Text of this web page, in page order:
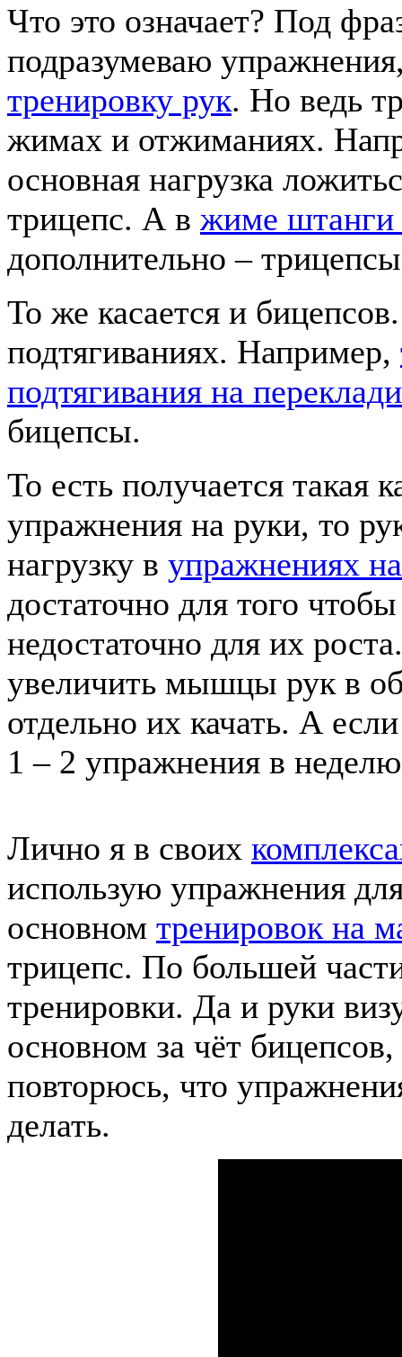
Что это означает? Под
подразумеваю
тренировку рук. Но ведь
жимах и отжиманиях.
основная нагрузка
трицепс. А в жиме штанги
дополнительно –
То же касается и
подтягиваниях. Например,
подтягивания на
бицепсы.
То есть получается такая
упражнения на руки, то
нагрузку в упражнениях
достаточно для того
недостаточно для их
увеличить мышцы рук в
отдельно их качать. А
1 – 2 упражнения в
Лично я в своих
использую упражнения
основном тренировок на
трицепс. По большей
тренировки. Да и руки
основном за чёт
повторюсь, что
делать.